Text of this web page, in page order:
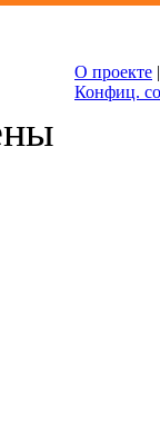
О проекте
Конфиц.